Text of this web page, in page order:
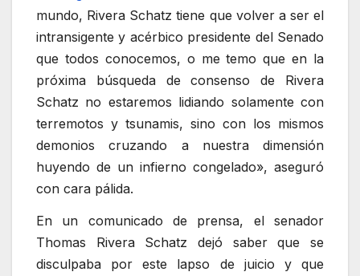
mundo, Rivera Schatz tiene que volver a ser el
intransigente y acérbico presidente del Senado
que todos conocemos, o me temo que en la
próxima búsqueda de consenso de Rivera
Schatz no estaremos lidiando solamente con
terremotos y tsunamis, sino con los mismos
demonios cruzando a nuestra dimensión
huyendo de un infierno congelado», aseguró
con cara pálida.
En un comunicado de prensa, el senador
Thomas Rivera Schatz dejó saber que se
disculpaba por este lapso de juicio y que